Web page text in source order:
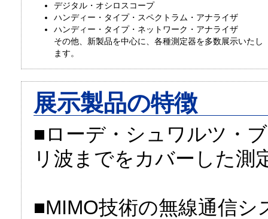
デジタル・オシロスコープ
ハンディー・タイプ・スペクトラム・アナライザ
ハンディー・タイプ・ネットワーク・アナライザ
その他、新製品を中心に、各種測定器を多数展示いたし
ます。
展示製品の特徴
■ローデ・シュワルツ・
リ波までをカバーした測
■MIMO技術の無線通信